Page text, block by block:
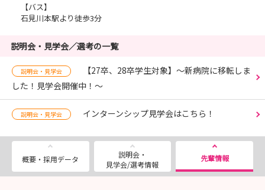
【バス】
石見川本駅より徒歩3分
説明会・見学会／選考の一覧
説明会・見学会
【27卒、28卒学生対象】～新病院に移転しま
した！見学会開催中！～
説明会・見学会 インターンシップ見学会はこちら！
概要・採用データ
説明会・
見学会/選考情報
先輩情報